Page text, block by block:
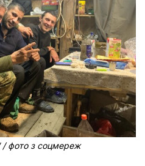
/ фото з соцмереж